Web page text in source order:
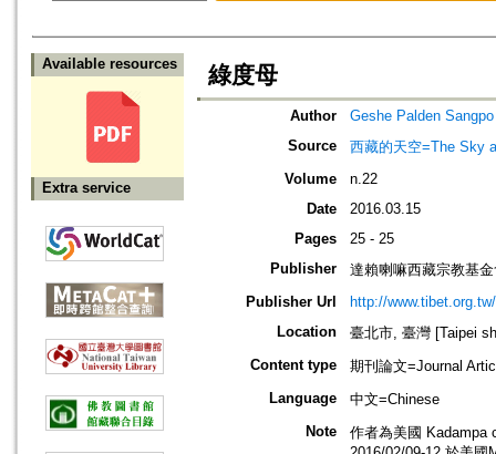
Available resources
Extra service
綠度母
Author
Geshe Palden Sangpo
Source
西藏的天空=The Sky
Volume
n.22
Date
2016.03.15
Pages
25 - 25
Publisher
達賴喇嘛西藏宗教基
Publisher Url
http://www.tibet.org.tw/
Location
臺北市, 臺灣 [Taipei
Content type
期刊論文=Journal
Language
中文=Chinese
Note
作者為美國 Kadampa